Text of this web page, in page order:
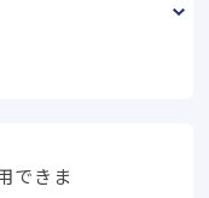
できま